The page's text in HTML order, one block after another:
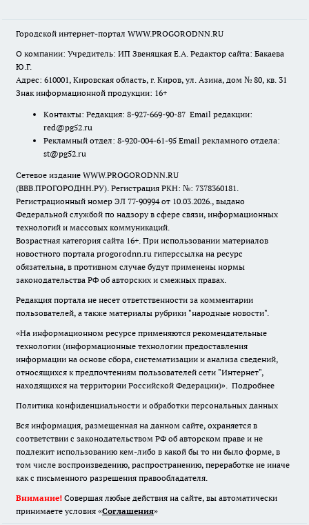
Городской интернет-портал WWW.PROGORODNN.RU
О компании: Учредитель: ИП Звеняцкая Е.А. Редактор сайта: Бакаева
Ю.Г.
Адрес: 610001, Кировская область, г. Киров, ул. Азина, дом № 80, кв. 31
Знак информационной продукции: 16+
Контакты: Редакция: 8-927-669-90-87 Email редакции:
red@pg52.ru
Рекламный отдел: 8-920-004-61-95 Email рекламного отдела:
st@pg52.ru
Сетевое издание WWW.PROGORODNN.RU
(ВВВ.ПРОГОРОДНН.РУ). Регистрация РКН: №: 7378360181.
Регистрационный номер ЭЛ 77-90994 от 10.03.2026., выдано
Федеральной службой по надзору в сфере связи, информационных
технологий и массовых коммуникаций.
Возрастная категория сайта 16+. При использовании материалов
новостного портала progorodnn.ru гиперссылка на ресурс
обязательна, в противном случае будут применены нормы
законодательства РФ об авторских и смежных правах.
Редакция портала не несет ответственности за комментарии
пользователей, а также материалы рубрики "народные новости".
«На информационном ресурсе применяются рекомендательные
технологии (информационные технологии предоставления
информации на основе сбора, систематизации и анализа сведений,
относящихся к предпочтениям пользователей сети "Интернет",
находящихся на территории Российской Федерации)». Подробнее
Политика конфиденциальности и обработки персональных данных
Вся информация, размещенная на данном сайте, охраняется в
соответствии с законодательством РФ об авторском праве и не
подлежит использованию кем-либо в какой бы то ни было форме, в
том числе воспроизведению, распространению, переработке не иначе
как с письменного разрешения правообладателя.
Внимание! Совершая любые действия на сайте, вы автоматически
принимаете условия «Cоглашения»